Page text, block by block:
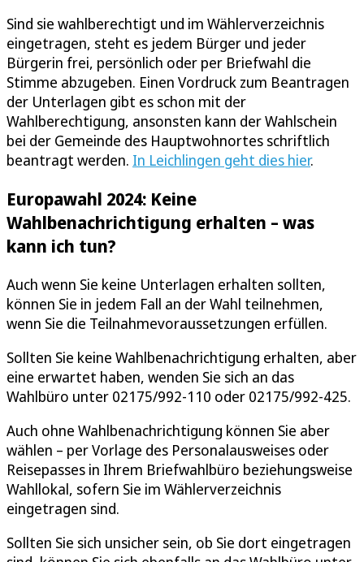
Sind sie wahlberechtigt und im Wählerverzeichnis
eingetragen, steht es jedem Bürger und jeder
Bürgerin frei, persönlich oder per Briefwahl die
Stimme abzugeben. Einen Vordruck zum Beantragen
der Unterlagen gibt es schon mit der
Wahlberechtigung, ansonsten kann der Wahlschein
bei der Gemeinde des Hauptwohnortes schriftlich
beantragt werden. In Leichlingen geht dies hier.
Europawahl 2024: Keine
Wahlbenachrichtigung erhalten – was
kann ich tun?
Auch wenn Sie keine Unterlagen erhalten sollten,
können Sie in jedem Fall an der Wahl teilnehmen,
wenn Sie die Teilnahmevoraussetzungen erfüllen.
Sollten Sie keine Wahlbenachrichtigung erhalten, aber
eine erwartet haben, wenden Sie sich an das
Wahlbüro unter 02175/992-110 oder 02175/992-425.
Auch ohne Wahlbenachrichtigung können Sie aber
wählen – per Vorlage des Personalausweises oder
Reisepasses in Ihrem Briefwahlbüro beziehungsweise
Wahllokal, sofern Sie im Wählerverzeichnis
eingetragen sind.
Sollten Sie sich unsicher sein, ob Sie dort eingetragen